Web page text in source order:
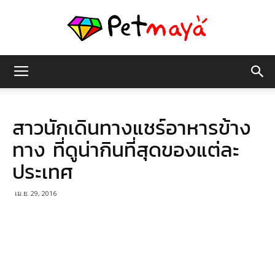
มายา
สาวนักเดินทางแชร์อาหารข้าง
ทาง ที่ดูน่ากินที่สุดของแต่ละ
ประเทศ
เม.ย. 29, 2016